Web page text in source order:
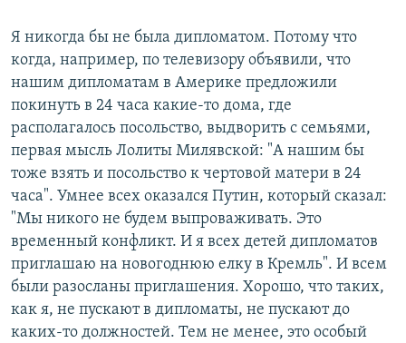
Я никогда бы не была дипломатом. Потому что
когда, например, по телевизору объявили, что
нашим дипломатам в Америке предложили
покинуть в 24 часа какие-то дома, где
располагалось посольство, выдворить с семьями,
первая мысль Лолиты Милявской: "А нашим бы
тоже взять и посольство к чертовой матери в 24
часа". Умнее всех оказался Путин, который сказал:
"Мы никого не будем выпроваживать. Это
временный конфликт. И я всех детей дипломатов
приглашаю на новогоднюю елку в Кремль". И всем
были разосланы приглашения. Хорошо, что таких,
как я, не пускают в дипломаты, не пускают до
каких-то должностей. Тем не менее, это особый